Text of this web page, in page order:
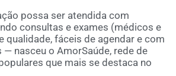
possa ser atendida com
consultas e exames (médicos e
qualidade, fáceis de agendar e com
nasceu o AmorSaúde, rede de
que mais se destaca no